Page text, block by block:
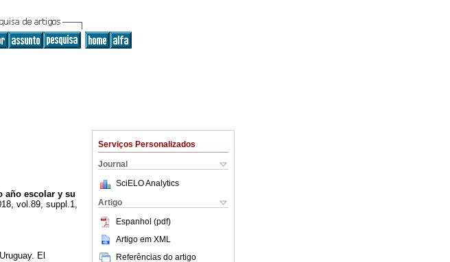
Serviços Personalizados
Journal
SciELO Analytics
Artigo
Espanhol (pdf)
Artigo em XML
Referências do artigo
año escolar y su
vol.89, suppl.1,
El